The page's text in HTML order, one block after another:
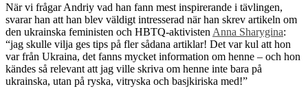
När vi frågar Andriy vad han fann mest inspirerande i tävlingen,
svarar han att han blev väldigt intresserad när han skrev artikeln om
den ukrainska feministen och HBTQ-aktivisten Anna Sharygina:
“jag skulle vilja ges tips på fler sådana artiklar! Det var kul att hon
var från Ukraina, det fanns mycket information om henne – och hon
kändes så relevant att jag ville skriva om henne inte bara på
ukrainska, utan på ryska, vitryska och basjkiriska med!”